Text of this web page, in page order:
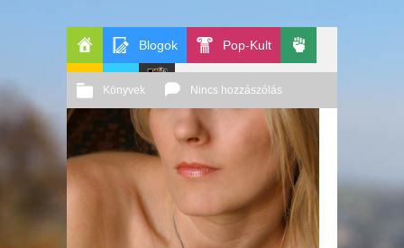
Főoldal
Blogok Pop-Kult
GeekZoneApablogLe
Patito
Journal
Könyvek Nincs hozzászólás
2011 05. 26. Őri András